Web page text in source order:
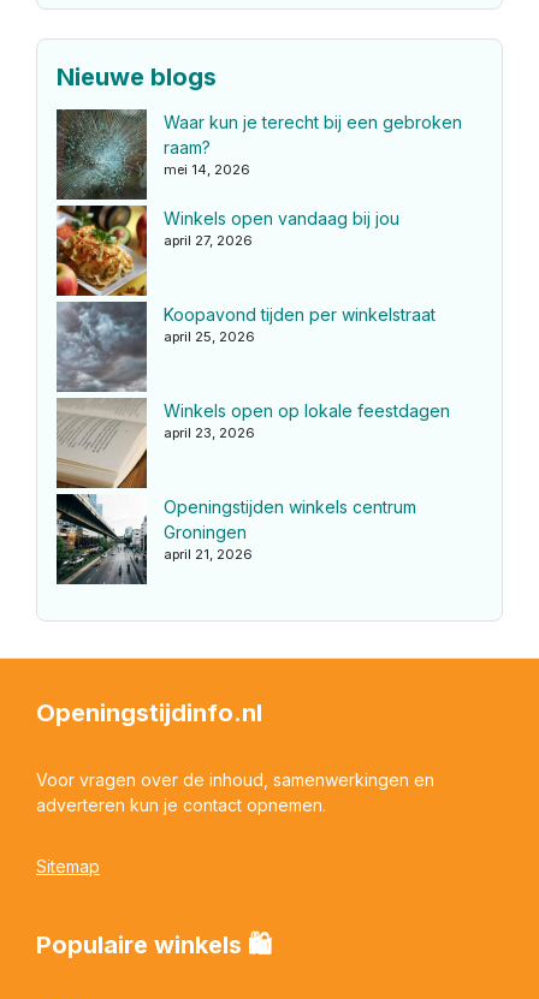
Nieuwe blogs
Waar kun je terecht bij een gebroken
raam?
mei 14, 2026
Winkels open vandaag bij jou
april 27, 2026
Koopavond tijden per winkelstraat
april 25, 2026
Winkels open op lokale feestdagen
april 23, 2026
Openingstijden winkels centrum
Groningen
april 21, 2026
Openingstijdinfo.nl
Voor vragen over de inhoud, samenwerkingen en
adverteren kun je contact opnemen.
Sitemap
Populaire winkels 🛍